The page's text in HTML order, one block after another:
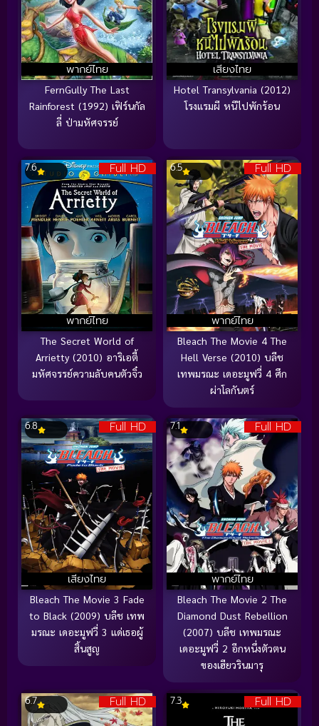
พากย์ไทย
FernGully The Last
Rainforest (1992) เฟิร์นกัล
ลี่ ป่ามหัศจรรย์
เสียงไทย
Hotel Transylvania (2012)
โรงแรมผี หนีไปพักร้อน
Full HD
พากย์ไทย
7.6
The Secret World of
Arrietty (2010) อาริเอตี้
มหัศจรรย์ความลับคนตัวจิ๋ว
Full HD
พากย์ไทย
6.5
Bleach The Movie 4 The
Hell Verse (2010) บลีช
เทพมรณะ เดอะมูฟวี่ 4 ศึก
ผ่าโลกันตร์
Full HD
เสียงไทย
6.8
Bleach The Movie 3 Fade
to Black (2009) บลีช เทพ
มรณะ เดอะมูฟวี่ 3 แด่เธอผู้
สิ้นสูญ
Full HD
พากย์ไทย
7.1
Bleach The Movie 2 The
Diamond Dust Rebellion
(2007) บลีช เทพมรณะ
เดอะมูฟวี่ 2 อีกหนึ่งตัวตน
ของเฮียวรินมารุ
Full HD
6.7 Full HD
7.3